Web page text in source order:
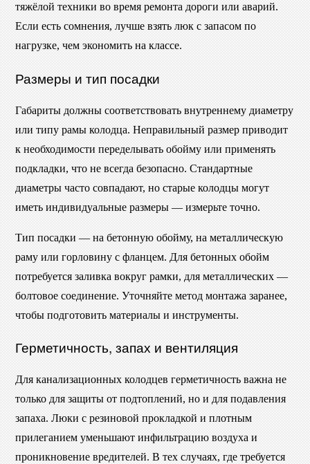
тяжёлой техники во время ремонта дороги или аварий.
Если есть сомнения, лучше взять люк с запасом по
нагрузке, чем экономить на классе.
Размеры и тип посадки
Габариты должны соответствовать внутреннему диаметру
или типу рамы колодца. Неправильный размер приводит
к необходимости переделывать обойму или применять
подкладки, что не всегда безопасно. Стандартные
диаметры часто совпадают, но старые колодцы могут
иметь индивидуальные размеры — измерьте точно.
Тип посадки — на бетонную обойму, на металлическую
раму или горловину с фланцем. Для бетонных обойм
потребуется заливка вокруг рамки, для металлических —
болтовое соединение. Уточняйте метод монтажа заранее,
чтобы подготовить материалы и инструменты.
Герметичность, запах и вентиляция
Для канализационных колодцев герметичность важна не
только для защиты от подтоплений, но и для подавления
запаха. Люки с резиновой прокладкой и плотным
прилеганием уменьшают инфильтрацию воздуха и
проникновение вредителей. В тех случаях, где требуется